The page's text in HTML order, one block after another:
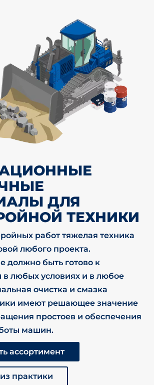
ДЛЯ
ТЕХНИКИ
работ тяжелая техника
любого проекта.
должно быть готово к
в любых условиях и в любое
очистка и смазка
имеют решающее значение
простоев и обеспечения
машин.
ассортимент
практики